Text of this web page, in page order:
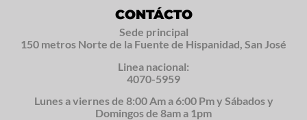
CONTÁCTO
Sede principal
150 metros Norte de la Fuente de Hispanidad, San José
Linea nacional:
4070-5959
Lunes a viernes de 8:00 Am a 6:00 Pm y Sábados y
Domingos de 8am a 1pm